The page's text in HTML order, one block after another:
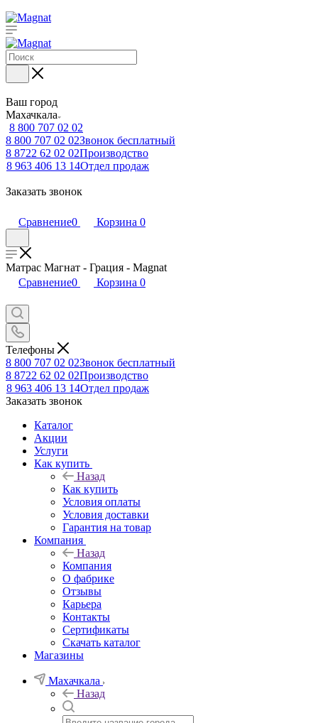
Ваш город
Махачкала
8 800 707 02 02
8 800 707 02 02Звонок бесплатный
8 8722 62 02 02Производство
8 963 406 13 14Отдел продаж
Заказать звонок
Сравнение0 Корзина 0
Матрас Магнат - Грация - Magnat
Сравнение0 Корзина 0
Телефоны
8 800 707 02 02Звонок бесплатный
8 8722 62 02 02Производство
8 963 406 13 14Отдел продаж
Заказать звонок
Каталог
Акции
Услуги
Как купить
Назад
Как купить
Условия оплаты
Условия доставки
Гарантия на товар
Компания
Назад
Компания
О фабрике
Отзывы
Карьера
Контакты
Сертификаты
Скачать каталог
Магазины
Махачкала
Назад